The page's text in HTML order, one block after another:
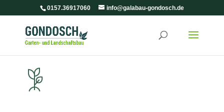
0157.36917060 info@galabau-gondosch.de